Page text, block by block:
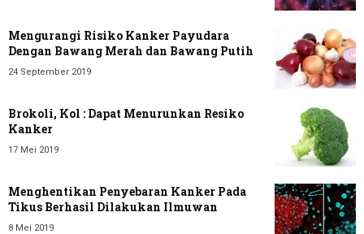
Mengurangi Risiko Kanker Payudara
Dengan Bawang Merah dan Bawang Putih
24 September 2019
Brokoli, Kol : Dapat Menurunkan Resiko
Kanker
17 Mei 2019
Menghentikan Penyebaran Kanker Pada
Tikus Berhasil Dilakukan Ilmuwan
8 Mei 2019